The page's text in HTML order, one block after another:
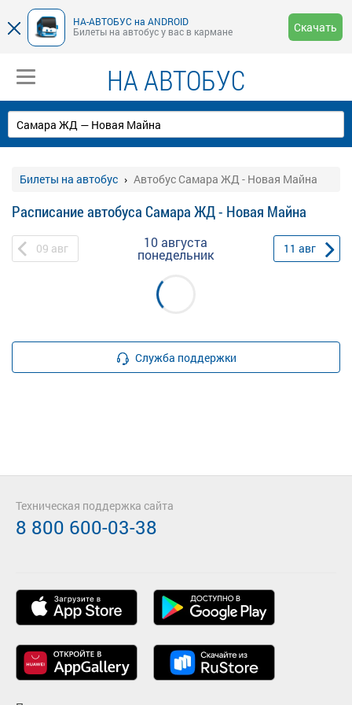
НА-АВТОБУС на ANDROID
Билеты на автобус у вас в кармане
Скачать
НА АВТОБУС
Билеты на автобус Автобус Самара ЖД - Новая Майна
Расписание автобуса Самара ЖД - Новая Майна
09 авг 10 августа
понедельник 11 авг
Служба поддержки
Техническая поддержка сайта
8 800 600-03-38